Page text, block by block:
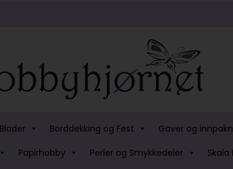
Borddekking og Fest Gaver og
Papirhobby Perler og Smykkedeler Skala